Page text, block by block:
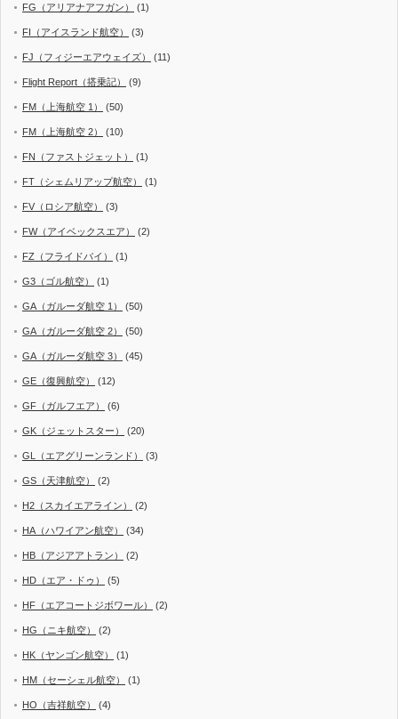
FG（アリアナアフガン） (1)
FI（アイスランド航空） (3)
FJ（フィジーエアウェイズ） (11)
Flight Report（搭乗記） (9)
FM（上海航空 1） (50)
FM（上海航空 2） (10)
FN（ファストジェット） (1)
FT（シェムリアップ航空） (1)
FV（ロシア航空） (3)
FW（アイベックスエア） (2)
FZ（フライドバイ） (1)
G3（ゴル航空） (1)
GA（ガルーダ航空 1） (50)
GA（ガルーダ航空 2） (50)
GA（ガルーダ航空 3） (45)
GE（復興航空） (12)
GF（ガルフエア） (6)
GK（ジェットスター） (20)
GL（エアグリーンランド） (3)
GS（天津航空） (2)
H2（スカイエアライン） (2)
HA（ハワイアン航空） (34)
HB（アジアアトラン） (2)
HD（エア・ドゥ） (5)
HF（エアコートジボワール） (2)
HG（ニキ航空） (2)
HK（ヤンゴン航空） (1)
HM（セーシェル航空） (1)
HO（吉祥航空） (4)